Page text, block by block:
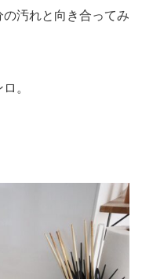
汚れと向き合ってみ
。